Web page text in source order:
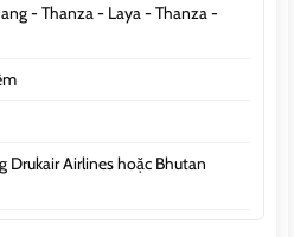
- Thanza - Laya - Thanza -
Drukair Airlines hoặc Bhutan